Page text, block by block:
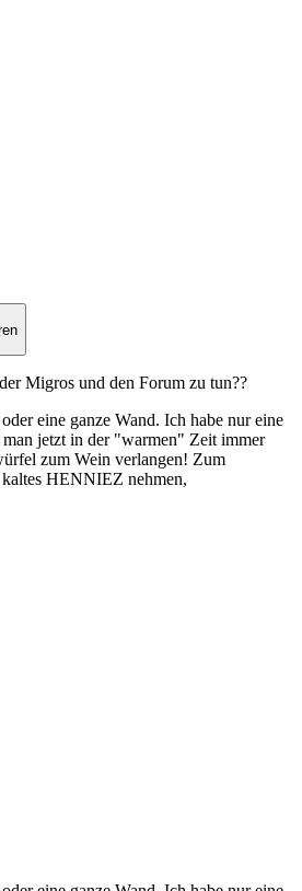
Migros und den Forum zu tun??
eine ganze Wand. Ich habe nur eine
jetzt in der "warmen" Zeit immer
zum Wein verlangen! Zum
HENNIEZ nehmen,